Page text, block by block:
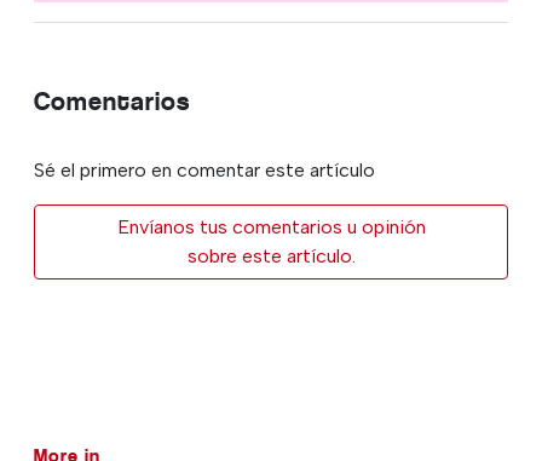
Comentarios
Sé el primero en comentar este artículo
Envíanos tus comentarios u opinión
sobre este artículo.
More in